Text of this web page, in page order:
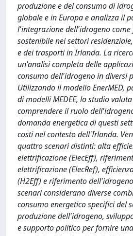
produzione e del consumo di
globale e in Europa e analizza il
l'integrazione dell'idrogeno
sostenibile nei settori
e dei trasporti in Irlanda. La
un'analisi completa delle
consumo dell'idrogeno in diversi
Utilizzando il modello EnerMED,
di modelli MEDEE, lo studio
comprendere il ruolo
domanda energetica di questi
costi nel contesto dell'Irlanda.
quattro scenari distinti: alta
elettrificazione (ElecEff),
elettrificazione (ElecRef),
(H2Eff) e riferimento
scenari considerano diverse
consumo energetico specifici del
produzione dell'idrogeno,
e supporto politico per fornire